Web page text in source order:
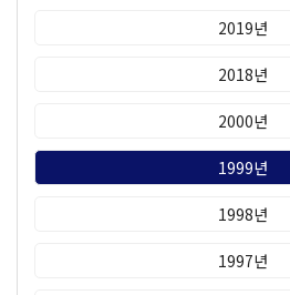
2019년
2018년
2000년
1999년
1998년
1997년